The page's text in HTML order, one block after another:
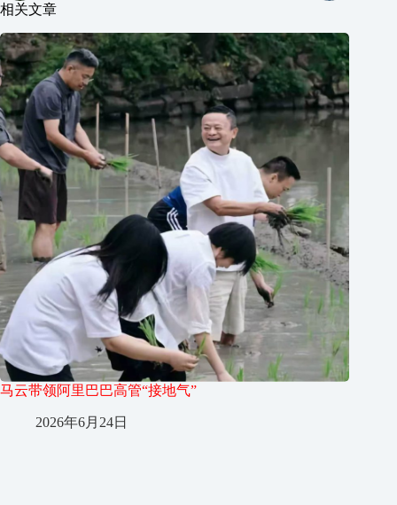
相关文章
马云带领阿里巴巴高管“接地气”
2026年6月24日